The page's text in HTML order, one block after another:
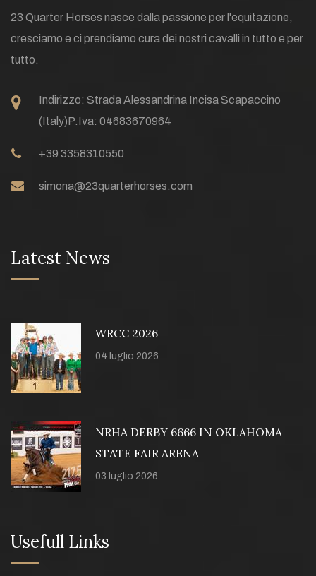
23 Quarter Horses nasce dalla passione per l'equitazione,
cresciamo e ci prendiamo cura dei nostri cavalli in tutto e per
tutto.
Indirizzo: Strada Alessandrina Incisa Scapaccino
(Italy)P.Iva: 04683670964
+39 3358310550
simona@23quarterhorses.com
Latest News
WRCC 2026
04 luglio 2026
NRHA DERBY 6666 IN OKLAHOMA
STATE FAIR ARENA
03 luglio 2026
Usefull Links